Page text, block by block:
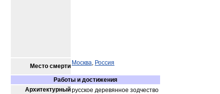
Место смерти Москва, Россия
Работы и достижения
Архитектурныйрусское деревянное зодчество